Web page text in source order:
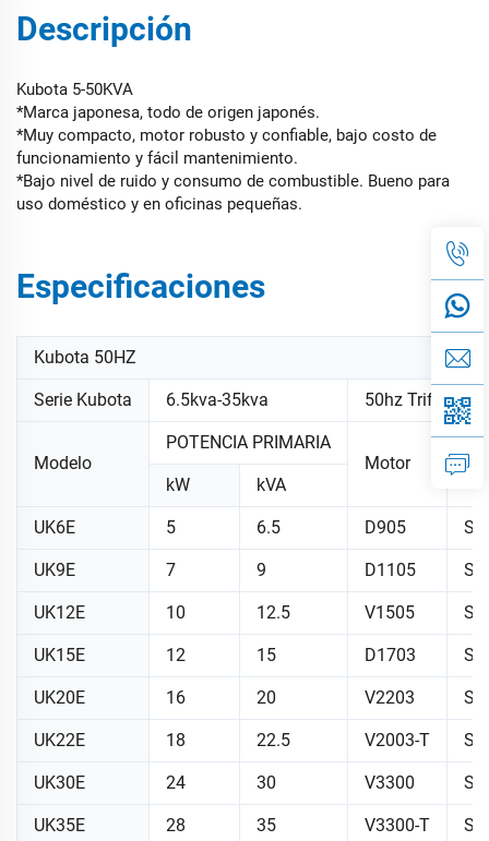
Descripción
Kubota 5-50KVA
*Marca japonesa, todo de origen japonés.
*Muy compacto, motor robusto y confiable, bajo costo de
funcionamiento y fácil mantenimiento.
*Bajo nivel de ruido y consumo de combustible. Bueno para
uso doméstico y en oficinas pequeñas.
Especificaciones
Kubota 50HZ
Serie Kubota 6.5kva-35kva 50hz Trifásico
Modelo
POTENCIA PRIMARIA
Motor
kW
kVA
UK6E 5 6.5 D905
UK9E 7 9 D1105
UK12E 10 12.5 V1505
UK15E 12 15 D1703
UK20E 16 20 V2203
UK22E 18 22.5 V2003-T
UK30E 24 30 V3300
UK35E 28 35 V3300-T